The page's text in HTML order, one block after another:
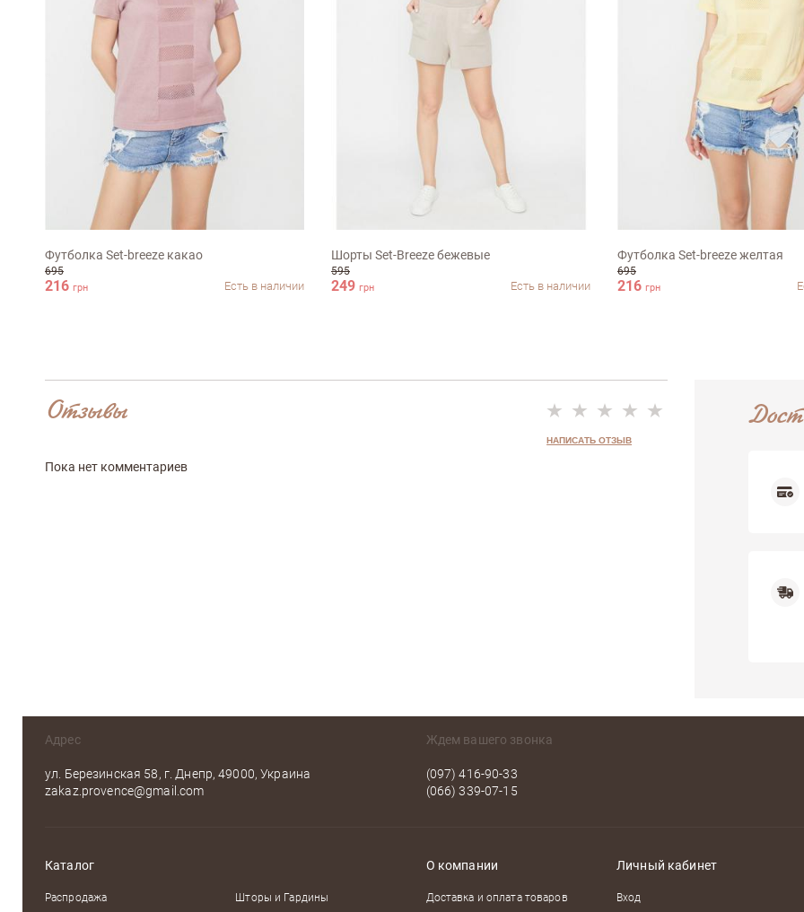
Футболка Set-breeze какао
695
216 грн Есть в наличии
Шорты Set-Breeze бежевые
595
249 грн Есть в наличии
Футболка Set-breeze желтая
695
216 грн
Отзывы
НАПИСАТЬ ОТЗЫВ
Пока нет комментариев
Адрес
ул. Березинская 58, г. Днепр, 49000, Украина
zakaz.provence@gmail.com
Ждем вашего звонка
(097) 416-90-33
(066) 339-07-15
Каталог
Распродажа Шторы и Гардины
О компании
Доставка и оплата товаров
Личный кабинет
Вход